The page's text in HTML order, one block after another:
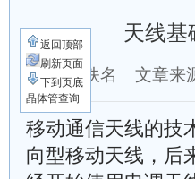
天线基
作者：佚名 文章来
移动通信天线的技
向型移动天线，后
返回顶部
刷新页面
下到页底
晶体管查询